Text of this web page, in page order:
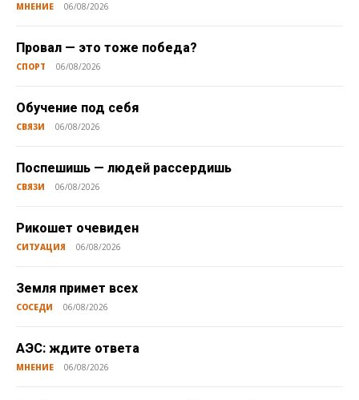
МНЕНИЕ 06/08/2026
Провал — это тоже победа?
СПОРТ 06/08/2026
Обучение под себя
СВЯЗИ 06/08/2026
Поспешишь — людей рассердишь
СВЯЗИ 06/08/2026
Рикошет очевиден
СИТУАЦИЯ 06/08/2026
Земля примет всех
СОСЕДИ 06/08/2026
АЭС: ждите ответа
МНЕНИЕ 06/08/2026